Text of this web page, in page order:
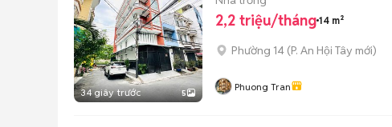
34 giây trước 5
2,2 triệu/tháng 14 m²
Phường 14 (P. An Hội Tây mới)
Phuong Tran